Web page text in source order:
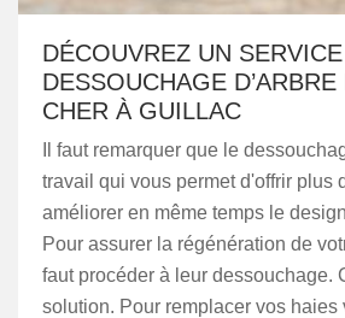
DÉCOUVREZ UN
DESSOUCHAGE
CHER À GUILLAC
Il faut remarquer que le
travail qui vous permet d'offrir plus
améliorer en même temps le
Pour assurer la régénération de
faut procéder à leur dessouchage.
solution. Pour remplacer vos haies